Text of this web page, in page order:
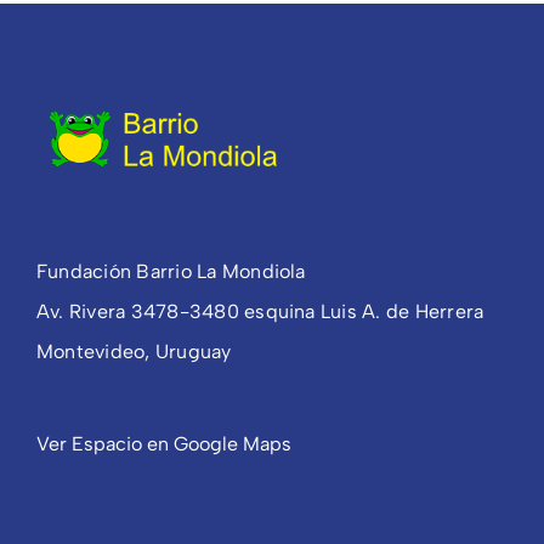
Fundación Barrio La Mondiola
Av. Rivera 3478-3480 esquina Luis A. de Herrera
Montevideo, Uruguay
Ver Espacio en Google Maps